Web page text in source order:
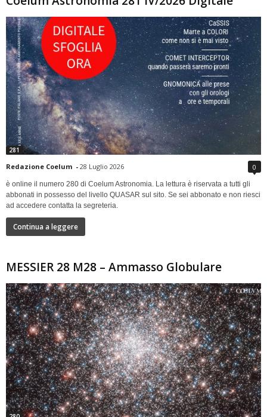
281
Redazione Coelum - 28 Luglio 2026 0
è online il numero 280 di Coelum Astronomia. La lettura è riservata a tutti gli
abbonati in possesso del livello QUASAR sul sito. Se sei abbonato e non riesci
ad accedere contatta la segreteria.
Continua a leggere
MESSIER 28 M28 – Ammasso Globulare